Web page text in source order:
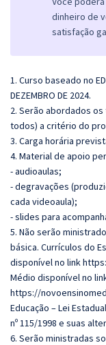
dinheiro de
satisfação
1. Curso baseado no
DEZEMBRO DE 2024.
2. Serão abordados
todos) a critério do
3. Carga horária
4. Material de apoio
- audioaulas;
- degravações
cada videoaula);
- slides para
5. Não serão
básica. Currículos do
disponível no link
Médio disponível no
https://
Educação – Lei
nº 115/1998 e suas
6. Serão ministradas